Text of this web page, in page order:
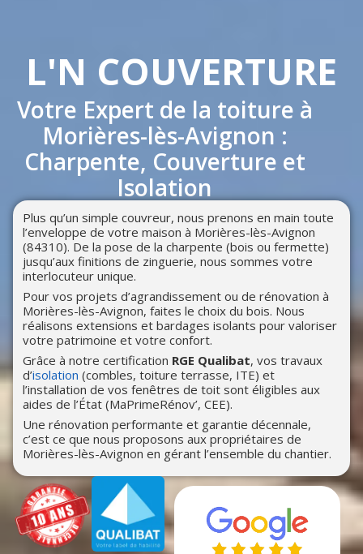
L'N COUVERTURE
Votre Expert de la toiture à
Morières-lès-Avignon :
Charpente, Couverture et
Isolation
Plus qu’un simple couvreur, nous prenons en main toute
l’enveloppe de votre maison à Morières-lès-Avignon
(84310). De la pose de la charpente (bois ou fermette)
jusqu’aux finitions de zinguerie, nous sommes votre
interlocuteur unique.
Pour vos projets d’agrandissement ou de rénovation à
Morières-lès-Avignon, faites le choix du bois. Nous
réalisons extensions et bardages isolants pour valoriser
votre patrimoine et votre confort.
Grâce à notre certification RGE Qualibat, vos travaux
d’isolation (combles, toiture terrasse, ITE) et
l’installation de vos fenêtres de toit sont éligibles aux
aides de l’État (MaPrimeRénov’, CEE).
Une rénovation performante et garantie décennale,
c’est ce que nous proposons aux propriétaires de
Morières-lès-Avignon en gérant l’ensemble du chantier.